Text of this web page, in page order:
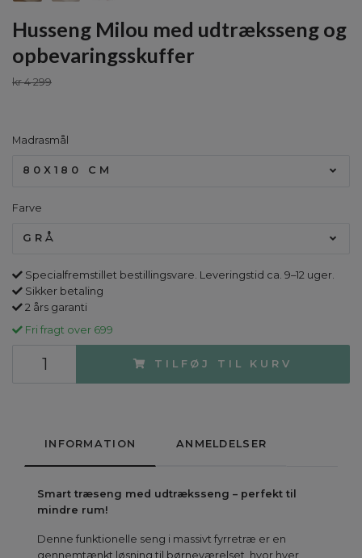
Husseng Milou med udtræksseng og
opbevaringsskuffer
kr 4 299
Madrasmål
80X180 CM
Farve
GRÅ
Specialfremstillet bestillingsvare. Leveringstid ca. 9–12 uger.
Sikker betaling
2 års garanti
Fri fragt over 699
TILFØJ TIL KURV
INFORMATION ANMELDELSER
Smart træseng med udtræksseng – perfekt til
mindre rum!
Denne funktionelle seng i massivt fyrretræ er en
gennemtænkt løsning til børneværelset, hvor hver